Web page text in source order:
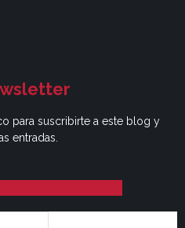
para suscribirte a este blog y
entradas.